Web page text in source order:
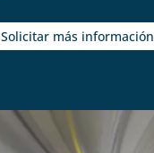
Solicitar más información